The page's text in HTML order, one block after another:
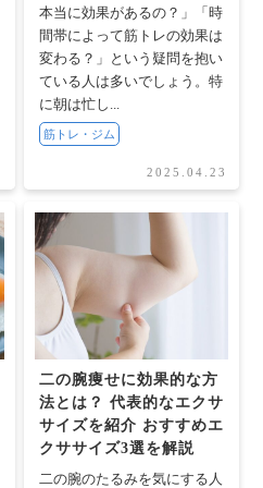
本当に効果があるの？」「時
間帯によって筋トレの効果は
変わる？」という疑問を抱い
ている人は多いでしょう。特
に朝は忙し...
筋トレ・ジム
2025.04.23
二の腕痩せに効果的な方
法とは？ 代表的なエクサ
サイズを紹介 おすすめエ
クササイズ3選を解説
二の腕のたるみを気にする人